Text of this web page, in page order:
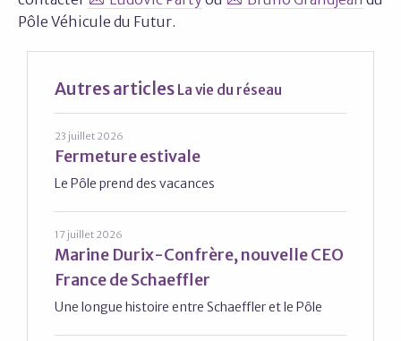
Pôle Véhicule du Futur.
Autres articles La vie du réseau
23 juillet 2026
Fermeture estivale
Le Pôle prend des vacances
17 juillet 2026
Marine Durix-Confrère, nouvelle CEO
France de Schaeffler
Une longue histoire entre Schaeffler et le Pôle